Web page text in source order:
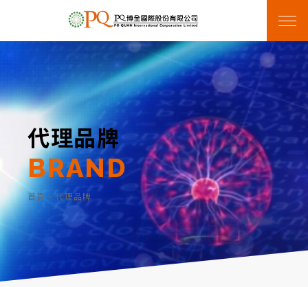
代理品牌
BRAND
首頁 > 代理品牌